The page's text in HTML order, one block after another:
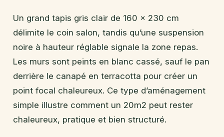
Un grand tapis gris clair de 160 x 230 cm
délimite le coin salon, tandis qu’une suspension
noire à hauteur réglable signale la zone repas.
Les murs sont peints en blanc cassé, sauf le pan
derrière le canapé en terracotta pour créer un
point focal chaleureux. Ce type d’aménagement
simple illustre comment un 20m2 peut rester
chaleureux, pratique et bien structuré.